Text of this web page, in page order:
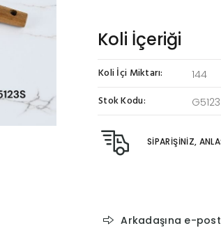
Koli İçeriği
Koli İçi Miktarı: 144
Stok Kodu: G5123
SİPARİŞİNİZ,
Arkadaşına e-